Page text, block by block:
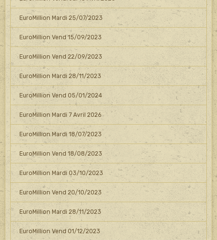
EuroMillion Mardi 25/07/2023
EuroMillion Vend 15/09/2023
EuroMillion Vend 22/09/2023
EuroMillion Mardi 28/11/2023
EuroMillion Vend 05/01/2024
EuroMillion Mardi 7 Avril 2026
EuroMillion Mardi 18/07/2023
EuroMillion Vend 18/08/2023
EuroMillion Mardi 03/10/2023
EuroMillion Vend 20/10/2023
EuroMillion Mardi 28/11/2023
EuroMillion Vend 01/12/2023